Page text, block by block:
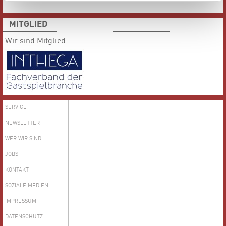
MITGLIED
Wir sind Mitglied
SERVICE
NEWSLETTER
WER WIR SIND
JOBS
KONTAKT
SOZIALE MEDIEN
IMPRESSUM
DATENSCHUTZ